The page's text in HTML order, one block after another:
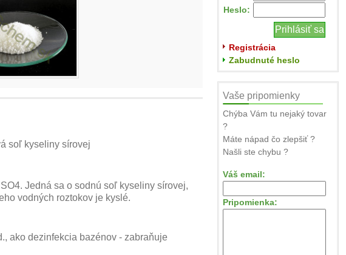
soľ kyseliny sírovej
Jedná sa o sodnú soľ kyseliny sírovej,
vodných roztokov je kyslé.
ako dezinfekcia bazénov - zabraňuje
Heslo:
Registrácia
Zabudnuté heslo
Vaše pripomienky
Chýba Vám tu nejaký tovar
?
Máte nápad čo zlepšiť ?
Našli ste chybu ?
Váš email:
Pripomienka: